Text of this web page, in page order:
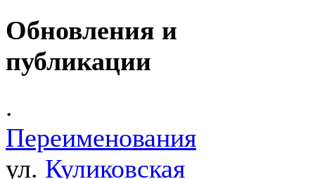
Обновления и
публикации
.
Переименования
ул. Куликовская